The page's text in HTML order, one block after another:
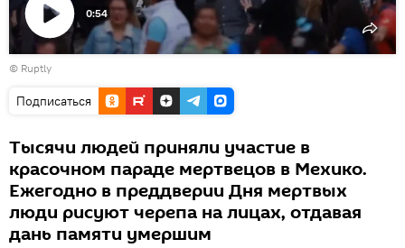
Воспроизвести
видео
0:54
© Ruptly
Подписаться
Тысячи людей приняли участие в
красочном параде мертвецов в Мехико.
Ежегодно в преддверии Дня мертвых
люди рисуют черепа на лицах, отдавая
дань памяти умершим